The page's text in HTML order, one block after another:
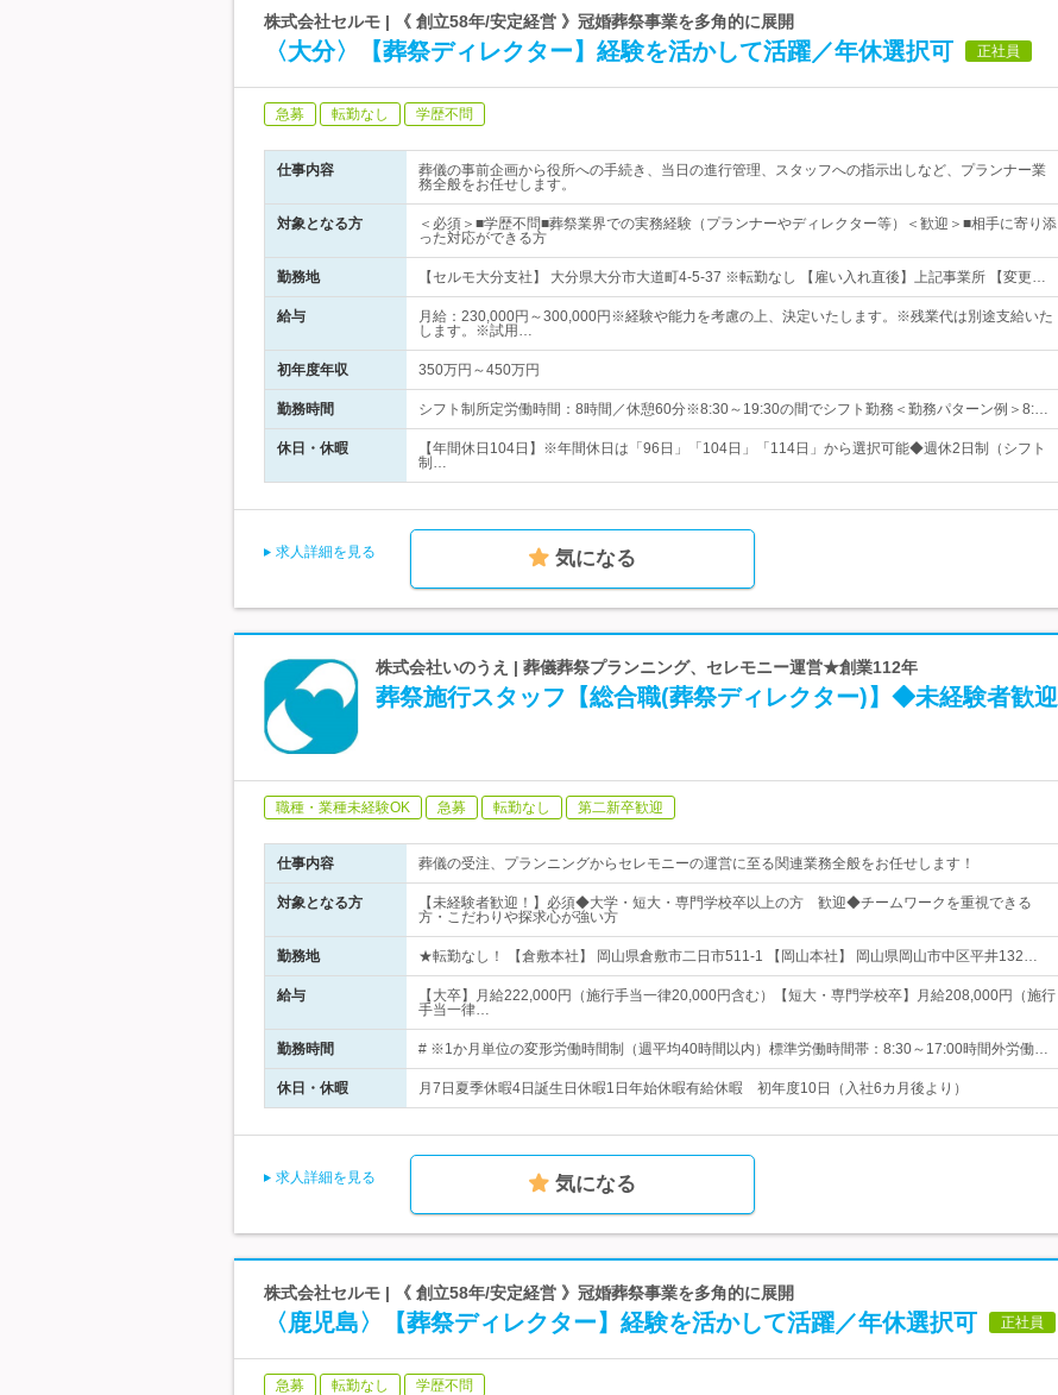
株式会社セルモ | 《 創立58年/安定経営 》冠婚葬祭事業を多角的に展開
〈大分〉【葬祭ディレクター】経験を活かして活躍／年休選択可 正社員
急募 転勤なし 学歴不問
仕事内容
葬儀の事前企画から役所への手続き、当日の進行管理、スタッフへの指示出しなど、プランナー業
務全般をお任せします。
対象となる方
＜必須＞■学歴不問■葬祭業界での実務経験（プランナーやディレクター等）＜歓迎＞■相手に寄り添
った対応ができる方
勤務地 【セルモ大分支社】 大分県大分市大道町4-5-37 ※転勤なし 【雇い入れ直後】上記事業所 【変更…
給与
月給：230,000円～300,000円※経験や能力を考慮の上、決定いたします。※残業代は別途支給いた
します。※試用…
初年度年収 350万円～450万円
勤務時間 シフト制所定労働時間：8時間／休憩60分※8:30～19:30の間でシフト勤務＜勤務パターン例＞8:…
休日・休暇
【年間休日104日】※年間休日は「96日」「104日」「114日」から選択可能◆週休2日制（シフト
制…
求人詳細を見る 気になる
株式会社いのうえ | 葬儀葬祭プランニング、セレモニー運営★創業112年
葬祭施行スタッフ【総合職(葬祭ディレクター)】◆未経験者歓迎
職種・業種未経験OK 急募 転勤なし 第二新卒歓迎
仕事内容 葬儀の受注、プランニングからセレモニーの運営に至る関連業務全般をお任せします！
対象となる方
【未経験者歓迎！】必須◆大学・短大・専門学校卒以上の方 歓迎◆チームワークを重視できる
方・こだわりや探求心が強い方
勤務地 ★転勤なし！ 【倉敷本社】 岡山県倉敷市二日市511-1 【岡山本社】 岡山県岡山市中区平井132…
給与
【大卒】月給222,000円（施行手当一律20,000円含む）【短大・専門学校卒】月給208,000円（施行
手当一律…
勤務時間 # ※1か月単位の変形労働時間制（週平均40時間以内）標準労働時間帯：8:30～17:00時間外労働…
休日・休暇 月7日夏季休暇4日誕生日休暇1日年始休暇有給休暇 初年度10日（入社6カ月後より）
求人詳細を見る 気になる
株式会社セルモ | 《 創立58年/安定経営 》冠婚葬祭事業を多角的に展開
〈鹿児島〉【葬祭ディレクター】経験を活かして活躍／年休選択可 正社員
急募 転勤なし 学歴不問